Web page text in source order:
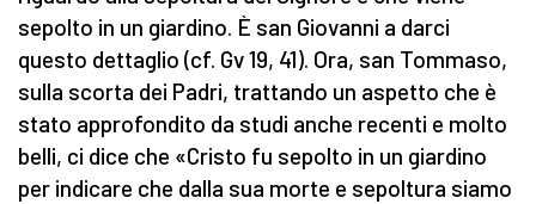
sepolto in un giardino. È san Giovanni a darci
questo dettaglio (cf. Gv 19, 41). Ora, san Tommaso,
sulla scorta dei Padri, trattando un aspetto che è
stato approfondito da studi anche recenti e molto
belli, ci dice che «Cristo fu sepolto in un giardino
per indicare che dalla sua morte e sepoltura siamo